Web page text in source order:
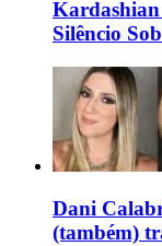
Silêncio
Dani
(também)